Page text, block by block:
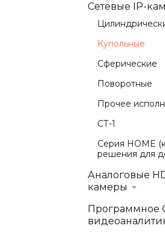
Сетевые IP-
Купольные
Сферические
Поворотные
Прочее
СТ-1
Серия HOME
решения для
Аналоговые
камеры
Программное